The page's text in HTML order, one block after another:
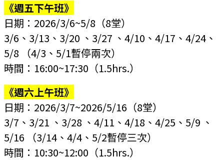
《週五下午班》
日期：2026/3/6~5/8 （8堂）
3/6、3/13、3/20 、3/27 、4/10、4/17、4/24、
5/8 （4/3、5/1暫停兩次）
時間：16:00~17:30 （1.5hrs.）
《週六上午班》
日期：2026/3/7~2026/5/16 （8堂）
3/7、3/21 、3/28 、4/11、4/18、4/25、5/9 、
5/16 （3/14、4/4、5/2暫停三次）
時間：10:30~12:00 （1.5hrs.）